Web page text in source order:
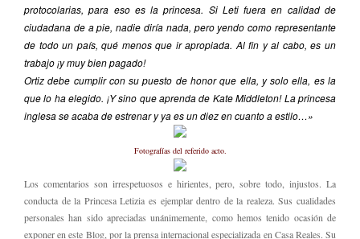
protocolarias, para eso es la princesa. Si Leti fuera en calidad de
ciudadana de a pie, nadie diría nada, pero yendo como representante
de todo un país, qué menos que ir apropiada. Al fin y al cabo, es un
trabajo ¡y muy bien pagado!
Ortiz debe cumplir con su puesto de honor que ella, y solo ella, es la
que lo ha elegido. ¡Y sino que aprenda de Kate Middleton! La princesa
inglesa se acaba de estrenar y ya es un diez en cuanto a estilo…»
Fotografías del referido acto.
Los comentarios son irrespetuosos e hirientes, pero, sobre todo, injustos. La
conducta de la Princesa Letizia es ejemplar dentro de la realeza. Sus cualidades
personales han sido apreciadas unánimemente, como hemos tenido ocasión de
exponer en este Blog, por la prensa internacional especializada en Casa Reales. Su